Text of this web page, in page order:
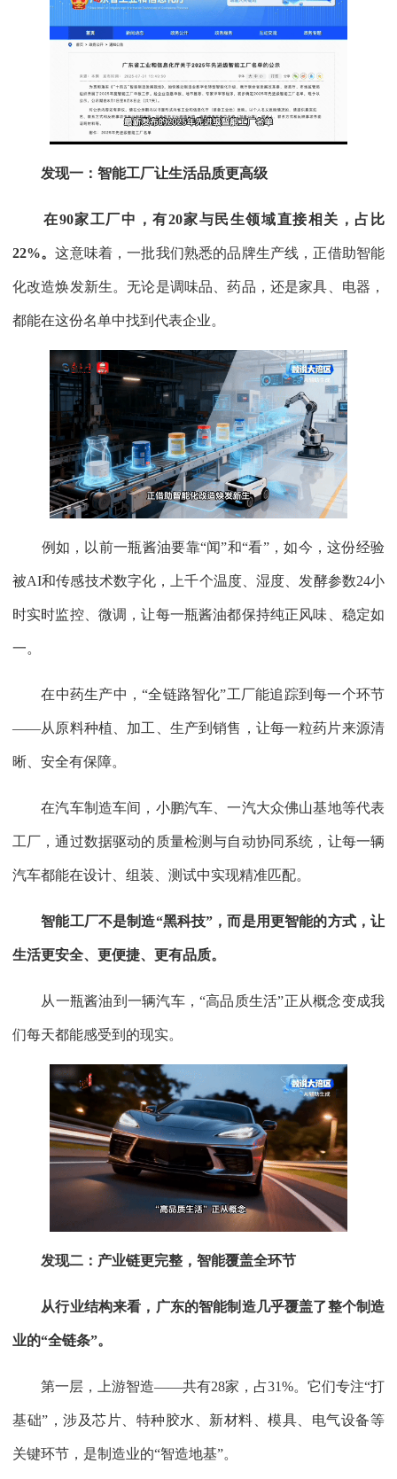
发现一：智能工厂让生活品质更高级
在90家工厂中，有20家与民生领域直接相关，占比
22%。这意味着，一批我们熟悉的品牌生产线，正借助智能
化改造焕发新生。无论是调味品、药品，还是家具、电器，
都能在这份名单中找到代表企业。
例如，以前一瓶酱油要靠“闻”和“看”，如今，这份经验
被AI和传感技术数字化，上千个温度、湿度、发酵参数24小
时实时监控、微调，让每一瓶酱油都保持纯正风味、稳定如
一。
在中药生产中，“全链路智化”工厂能追踪到每一个环节
——从原料种植、加工、生产到销售，让每一粒药片来源清
晰、安全有保障。
在汽车制造车间，小鹏汽车、一汽大众佛山基地等代表
工厂，通过数据驱动的质量检测与自动协同系统，让每一辆
汽车都能在设计、组装、测试中实现精准匹配。
智能工厂不是制造“黑科技”，而是用更智能的方式，让
生活更安全、更便捷、更有品质。
从一瓶酱油到一辆汽车，“高品质生活”正从概念变成我
们每天都能感受到的现实。
发现二：产业链更完整，智能覆盖全环节
从行业结构来看，广东的智能制造几乎覆盖了整个制造
业的“全链条”。
第一层，上游智造——共有28家，占31%。它们专注“打
基础”，涉及芯片、特种胶水、新材料、模具、电气设备等
关键环节，是制造业的“智造地基”。